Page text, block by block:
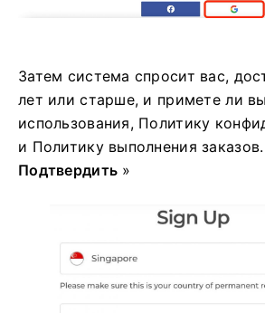
Затем система спросит вас,
лет или старше, и примете ли
использования, Политику
и Политику выполнения
Подтвердить »